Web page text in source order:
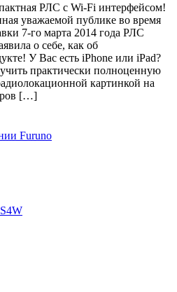
РЛС с Wi-Fi интерфейсом!
уважаемой публике во время
7-го марта 2014 года РЛС
о себе, как об
У Вас есть iPhone или iPad?
практически полноценную
картинкой на
[…]
Furuno